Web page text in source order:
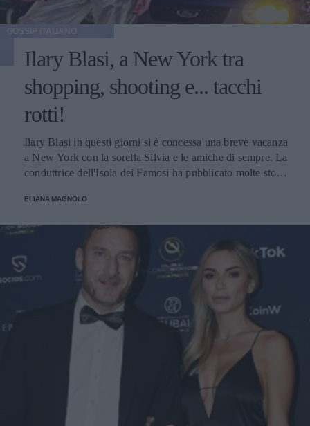
Ilary Blasi, a New York tra
shopping, shooting e... tacchi
rotti!
Ilary Blasi in questi giorni si è concessa una breve vacanza
a New York con la sorella Silvia e le amiche di sempre. La
conduttrice dell'Isola dei Famosi ha pubblicato molte storie
suoi numerosi follower.
ELIANA MAGNOLO